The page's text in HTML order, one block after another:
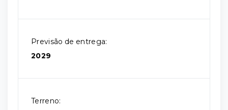
Previsão de entrega:
2029
Terreno: